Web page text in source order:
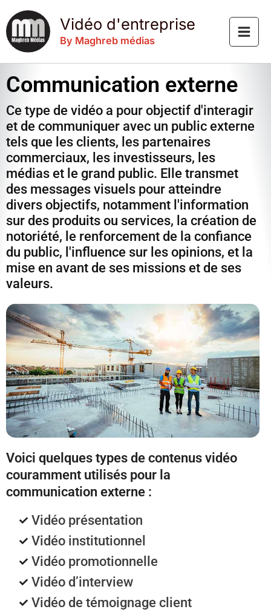
au
contenu
Vidéo d'entreprise
By Maghreb médias
Communication externe
Ce type de vidéo a pour objectif d'interagir
et de communiquer avec un public externe
tels que les clients, les partenaires
commerciaux, les investisseurs, les
médias et le grand public. Elle transmet
des messages visuels pour atteindre
divers objectifs, notamment l'information
sur des produits ou services, la création de
notoriété, le renforcement de la confiance
du public, l'influence sur les opinions, et la
mise en avant de ses missions et de ses
valeurs.
Voici quelques types de contenus vidéo
couramment utilisés pour la
communication externe :
Vidéo présentation
Vidéo institutionnel
Vidéo promotionnelle
Vidéo d’interview
Vidéo de témoignage client